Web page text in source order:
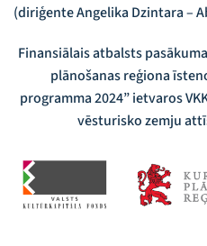
(diriģente Angelika Dzintara –
Finansiālais atbalsts
plānošanas reģiona
programma 2024” ietvaros
vēsturisko zemju